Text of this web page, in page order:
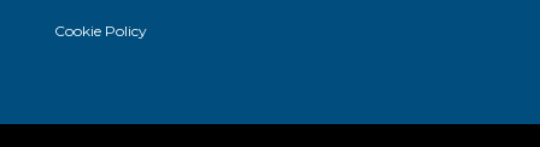
Cookie Policy